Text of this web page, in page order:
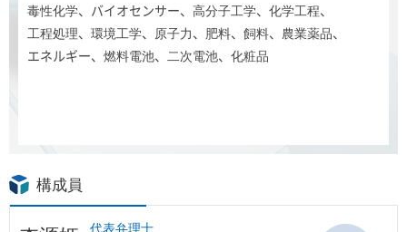
毒性化学、バイオセンサー、高分子工学、化学工程、
工程処理、環境工学、原子力、肥料、飼料、農業薬品、
エネルギー、燃料電池、二次電池、化粧品
構成員
代表弁理士